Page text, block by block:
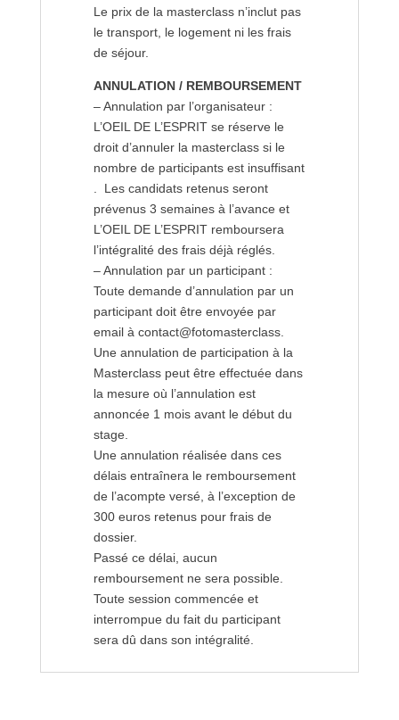
Le prix de la masterclass n’inclut pas
le transport, le logement ni les frais
de séjour.
ANNULATION / REMBOURSEMENT
– Annulation par l’organisateur :
L’OEIL DE L’ESPRIT se réserve le
droit d’annuler la masterclass si le
nombre de participants est insuffisant
. Les candidats retenus seront
prévenus 3 semaines à l’avance et
L’OEIL DE L’ESPRIT remboursera
l’intégralité des frais déjà réglés.
– Annulation par un participant :
Toute demande d’annulation par un
participant doit être envoyée par
email à contact@fotomasterclass.
Une annulation de participation à la
Masterclass peut être effectuée dans
la mesure où l’annulation est
annoncée 1 mois avant le début du
stage.
Une annulation réalisée dans ces
délais entraînera le remboursement
de l’acompte versé, à l’exception de
300 euros retenus pour frais de
dossier.
Passé ce délai, aucun
remboursement ne sera possible.
Toute session commencée et
interrompue du fait du participant
sera dû dans son intégralité.